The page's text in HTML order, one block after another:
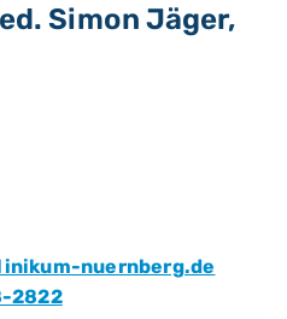
Simon Jäger,
nuernberg.de
2822